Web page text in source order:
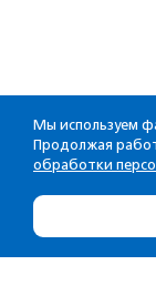
Мы используем
Продолжая
обработки